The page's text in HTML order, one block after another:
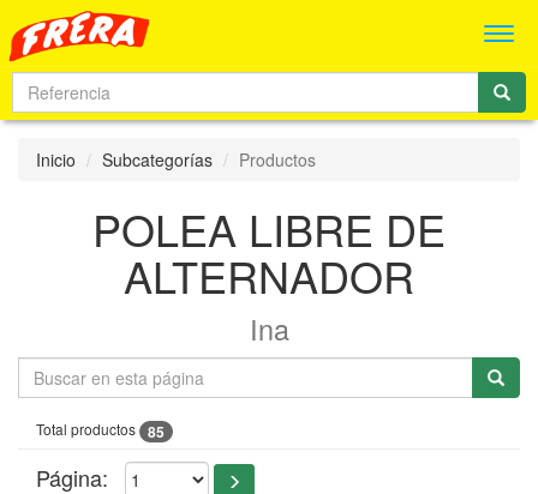
Inicio Subcategorías Productos
POLEA LIBRE DE
ALTERNADOR
Ina
Total productos 85
Página: